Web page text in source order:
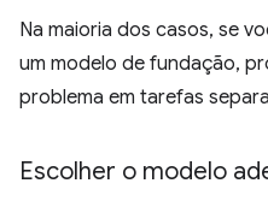
Na maioria dos casos, se
um modelo de fundação,
problema em tarefas
Escolher o modelo